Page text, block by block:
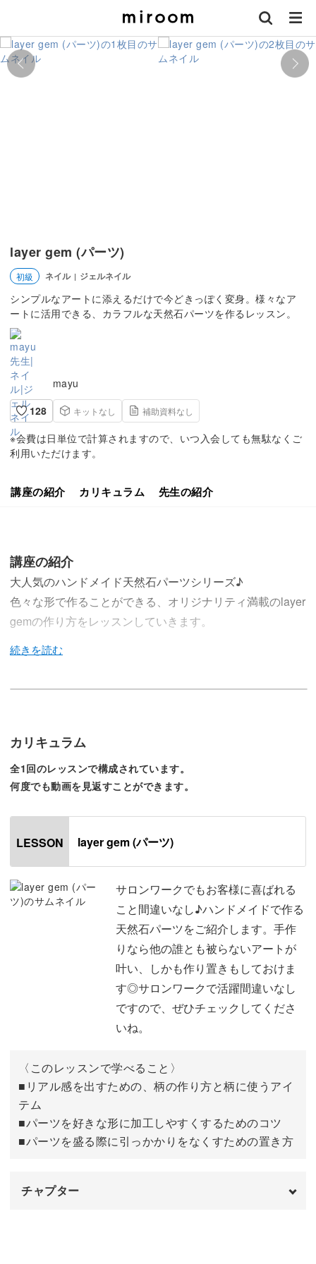
layer gem (パーツ)
初級 ネイル | ジェルネイル
シンプルなアートに添えるだけで今どきっぽく変身。様々なア
ートに活用できる、カラフルな天然石パーツを作るレッスン。
mayu
128
キットなし 補助資料なし
※会費は日単位で計算されますので、いつ入会しても無駄なくご
利用いただけます。
講座の紹介 カリキュラム 先生の紹介
講座の紹介
大人気のハンドメイド天然石パーツシリーズ♪
色々な形で作ることができる、オリジナリティ満載のlayer
gemの作り方をレッスンしていきます。
夏にぴったりの天然石パーツの作り方をレクチャー。
ハンドメイドで作る天然石パーツは、唯一無二の存在。
もお客様に喜ばれること間違いなしです。
りだめておけばサロンワークの時短にも繋がります。
シンプルなアートに添えるだけで今どきっぽくなる天然石
パーツの作り方は、この夏にぜひ習得してほしい技法。
今回もmayu先生がパーツを一から作り、お爪にのせて仕
上げるまでを丁寧に解説していきます。
◆リアル感を出すための、柄の作り方と柄に使うアイテム
◆パーツを盛る際に引っかかりをなくすための置き方
などを中心に、リアル感を追求した天然石パーツをレッス
ンしていきます。
カリキュラム
全1回のレッスンで構成されています。
何度でも動画を見返すことができます。
LESSON layer gem (パーツ)
サロンワークでもお客様に喜ばれる
こと間違いなし♪ハンドメイドで作る
天然石パーツをご紹介します。手作
りなら他の誰とも被らないアートが
叶い、しかも作り置きもしておけま
す◎サロンワークで活躍間違いなし
ですので、ぜひチェックしてくださ
いね。
〈このレッスンで学べること〉
■リアル感を出すための、柄の作り方と柄に使うアイ
テム
■パーツを好きな形に加工しやすくするためのコツ
■パーツを盛る際に引っかかりをなくすための置き方
チャプター